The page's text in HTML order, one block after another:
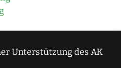
Unterstützung des AK